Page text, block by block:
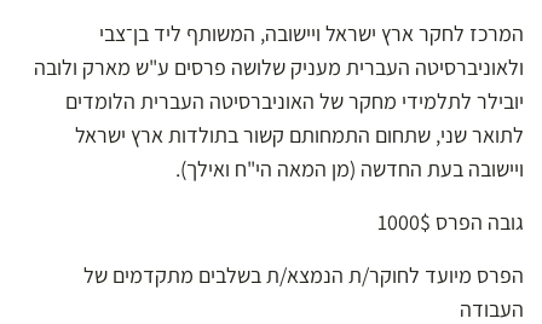
המרכז לחקר ארץ ישראל ויישובה, המשותף ליד בן־צבי
ולאוניברסיטה העברית מעניק שלושה פרסים ע"ש מארק ולובה
יובילר לתלמידי מחקר של האוניברסיטה העברית הלומדים
לתואר שני, שתחום התמחותם קשור בתולדות ארץ ישראל
ויישובה בעת החדשה (מן המאה הי"ח ואילך).
גובה הפרס 1000$
הפרס מיועד לחוקר/ת הנמצא/ת בשלבים מתקדמים של
העבודה